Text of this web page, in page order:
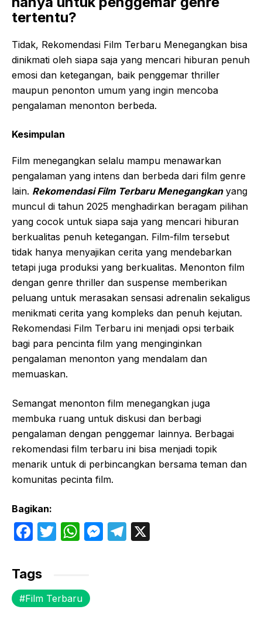
tertentu?
Tidak, Rekomendasi Film Terbaru Menegangkan bisa
dinikmati oleh siapa saja yang mencari hiburan penuh
emosi dan ketegangan, baik penggemar thriller
maupun penonton umum yang ingin mencoba
pengalaman menonton berbeda.
Kesimpulan
Film menegangkan selalu mampu menawarkan
pengalaman yang intens dan berbeda dari film genre
lain. Rekomendasi Film Terbaru Menegangkanyang
muncul di tahun 2025 menghadirkan beragam pilihan
yang cocok untuk siapa saja yang mencari hiburan
berkualitas penuh ketegangan. Film-film tersebut
tidak hanya menyajikan cerita yang mendebarkan
tetapi juga produksi yang berkualitas. Menonton film
dengan genre thriller dan suspense memberikan
peluang untuk merasakan sensasi adrenalin sekaligus
menikmati cerita yang kompleks dan penuh kejutan.
Rekomendasi Film Terbaru ini menjadi opsi terbaik
bagi para pencinta film yang menginginkan
pengalaman menonton yang mendalam dan
memuaskan.
Semangat menonton film menegangkan juga
membuka ruang untuk diskusi dan berbagi
pengalaman dengan penggemar lainnya. Berbagai
rekomendasi film terbaru ini bisa menjadi topik
menarik untuk di perbincangkan bersama teman dan
komunitas pecinta film.
Bagikan:
F
c
e
b
T
er
W
s
A
M T
Tags
Film Terbaru